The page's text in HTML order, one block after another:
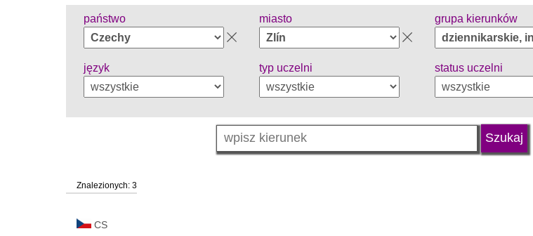
państwo miasto grupa kierunków
język typ uczelni status uczelni
Znalezionych: 3
CS